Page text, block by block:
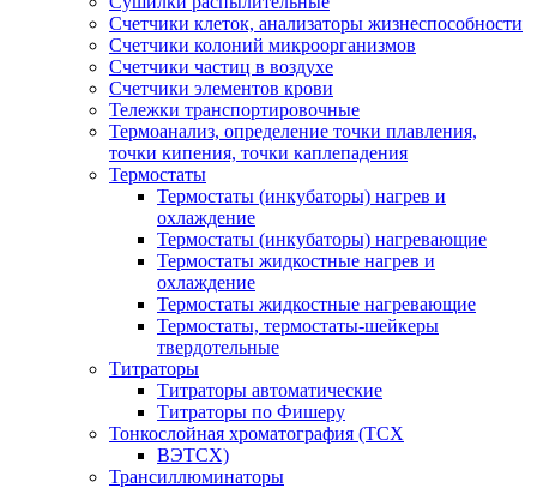
Счетчики клеток, анализаторы жизнеспособности
Счетчики колоний микроорганизмов
Счетчики частиц в воздухе
Счетчики элементов крови
Тележки транспортировочные
Термоанализ, определение точки плавления,
точки кипения, точки каплепадения
Термостаты
Термостаты (инкубаторы) нагрев и
охлаждение
Термостаты (инкубаторы) нагревающие
Термостаты жидкостные нагрев и
охлаждение
Термостаты жидкостные нагревающие
Термостаты, термостаты-шейкеры
твердотельные
Титраторы
Титраторы автоматические
Титраторы по Фишеру
Тонкослойная хроматография (ТСХ
ВЭТСХ)
Трансиллюминаторы